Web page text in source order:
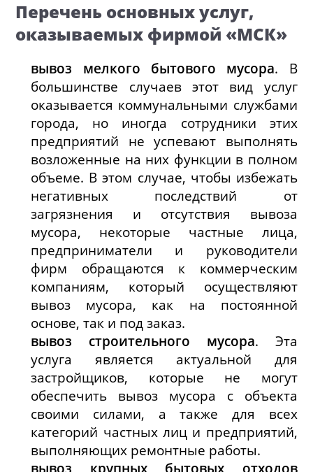
Перечень основных услуг,
оказываемых фирмой «МСК»
вывоз мелкого бытового мусора. В
большинстве случаев этот вид услуг
оказывается коммунальными службами
города, но иногда сотрудники этих
предприятий не успевают выполнять
возложенные на них функции в полном
объеме. В этом случае, чтобы избежать
негативных последствий от
загрязнения и отсутствия вывоза
мусора, некоторые частные лица,
предприниматели и руководители
фирм обращаются к коммерческим
компаниям, который осуществляют
вывоз мусора, как на постоянной
основе, так и под заказ.
вывоз строительного мусора. Эта
услуга является актуальной для
застройщиков, которые не могут
обеспечить вывоз мусора с объекта
своими силами, а также для всех
категорий частных лиц и предприятий,
выполняющих ремонтные работы.